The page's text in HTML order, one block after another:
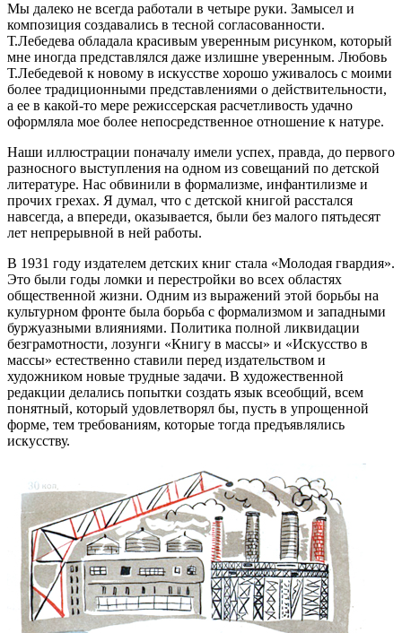
Мы далеко не всегда работали в четыре руки. Замысел и
композиция создавались в тесной согласованности.
Т.Лебедева обладала красивым уверенным рисунком, который
мне иногда представлялся даже излишне уверенным. Любовь
Т.Лебедевой к новому в искусстве хорошо уживалось с моими
более традиционными представлениями о действительности,
а ее в какой-то мере режиссерская расчетливость удачно
оформляла мое более непосредственное отношение к натуре.
Наши иллюстрации поначалу имели успех, правда, до первого
разносного выступления на одном из совещаний по детской
литературе. Нас обвинили в формализме, инфантилизме и
прочих грехах. Я думал, что с детской книгой расстался
навсегда, а впереди, оказывается, были без малого пятьдесят
лет непрерывной в ней работы.
В 1931 году издателем детских книг стала «Молодая гвардия».
Это были годы ломки и перестройки во всех областях
общественной жизни. Одним из выражений этой борьбы на
культурном фронте была борьба с формализмом и западными
буржуазными влияниями. Политика полной ликвидации
безграмотности, лозунги «Книгу в массы» и «Искусство в
массы» естественно ставили перед издательством и
художником новые трудные задачи. В художественной
редакции делались попытки создать язык всеобщий, всем
понятный, который удовлетворял бы, пусть в упрощенной
форме, тем требованиям, которые тогда предъявлялись
искусству.